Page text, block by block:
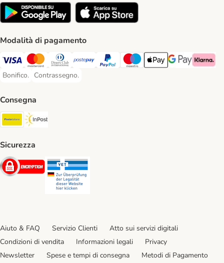
Modalità di pagamento
Visa. Payment Method
Mastercard. Payment Method
Diners Club. Payment Method
Postepay. Payment Method
PayPal. Payment Method
Maestro. Payment Method
Apple pay. Payment
Google Pay
Klarna
Bonifico.
Bonifico. Payment Method
Contrassegno.
Contrassegno. Payment Method
Consegna
Poste Italiane. Shipping Method
Sicurezza
Security
Aiuto & FAQ Servizio Clienti
Atto sui servizi digitali
Condizioni di vendita
Informazioni legali
Privacy
Newsletter
Spese e tempi di consegna Metodi di Pagamento